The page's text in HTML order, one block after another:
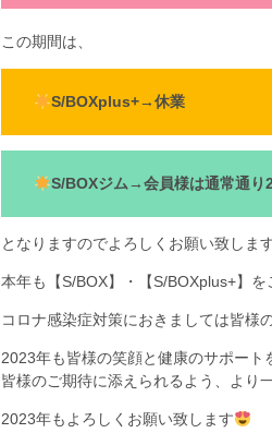
この期間は、
S/BOXplus+→休業
S/BOXジム→会員様は通常通り
となりますのでよろしくお願い致します
本年も【S/BOX】・【S/BOXplus+】を
コロナ感染症対策におきましては皆様
2023年も皆様の笑顔と健康のサポート
皆様のご期待に添えられるよう、より
2023年もよろしくお願い致します